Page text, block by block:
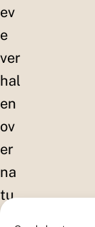
ev
e
ver
hal
en
ov
er
na
tu